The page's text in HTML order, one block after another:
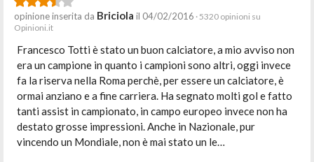
opinione inserita da Briciola il 04/02/2016 · 5320 opinioni su
Opinioni.it
Francesco Totti è stato un buon calciatore, a mio avviso non
era un campione in quanto i campioni sono altri, oggi invece
fa la riserva nella Roma perchè, per essere un calciatore, è
ormai anziano e a fine carriera. Ha segnato molti gol e fatto
tanti assist in campionato, in campo europeo invece non ha
destato grosse impressioni. Anche in Nazionale, pur
vincendo un Mondiale, non è mai stato un le…